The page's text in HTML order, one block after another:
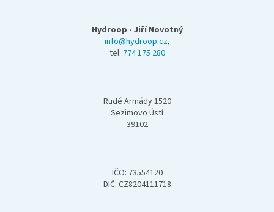
Hydroop - Jiří Novotný
info@hydroop.cz,
tel: 774 175 280
Rudé Armády 1520
Sezimovo Ústí
39102
IČO: 73554120
DIČ: CZ8204111718